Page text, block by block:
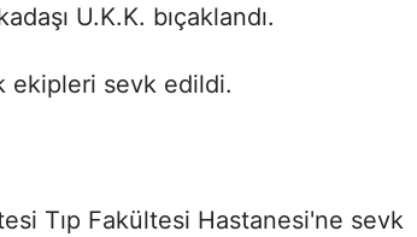
U.K.K. bıçaklandı.
ekipleri sevk edildi.
Tıp Fakültesi Hastanesi'ne sevk